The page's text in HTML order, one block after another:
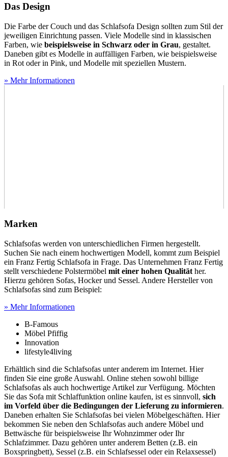
Das Design
Die Farbe der Couch und das Schlafsofa Design sollten zum Stil der
jeweiligen Einrichtung passen. Viele Modelle sind in klassischen
Farben, wie beispielsweise in Schwarz oder in Grau, gestaltet.
Daneben gibt es Modelle in auffälligen Farben, wie beispielsweise
in Rot oder in Pink, und Modelle mit speziellen Mustern.
» Mehr Informationen
Marken
Schlafsofas werden von unterschiedlichen Firmen hergestellt.
Suchen Sie nach einem hochwertigen Modell, kommt zum Beispiel
ein Franz Fertig Schlafsofa in Frage. Das Unternehmen Franz Fertig
stellt verschiedene Polstermöbel mit einer hohen Qualität her.
Hierzu gehören Sofas, Hocker und Sessel. Andere Hersteller von
Schlafsofas sind zum Beispiel:
» Mehr Informationen
B-Famous
Möbel Pfiffig
Innovation
lifestyle4living
Erhältlich sind die Schlafsofas unter anderem im Internet. Hier
finden Sie eine große Auswahl. Online stehen sowohl billige
Schlafsofas als auch hochwertige Artikel zur Verfügung. Möchten
Sie das Sofa mit Schlaffunktion online kaufen, ist es sinnvoll, sich
im Vorfeld über die Bedingungen der Lieferung zu informieren.
Daneben erhalten Sie Schlafsofas bei vielen Möbelgeschäften. Hier
bekommen Sie neben den Schlafsofas auch andere Möbel und
Bettwäsche für beispielsweise Ihr Wohnzimmer oder Ihr
Schlafzimmer. Dazu gehören unter anderem Betten (z.B. ein
Boxspringbett), Sessel (z.B. ein Schlafsessel oder ein Relaxsessel)